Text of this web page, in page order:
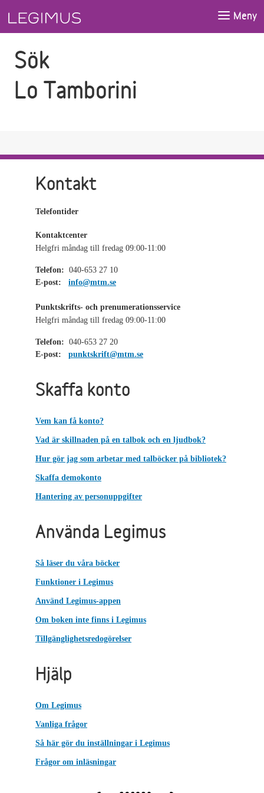
Meny
Sök
Lo Tamborini
Kontakt
Telefontider
Kontaktcenter
Helgfri måndag till fredag 09:00-11:00
Telefon: 040-653 27 10
E-post:
info@mtm.se
Punktskrifts- och prenumerationsservice
Helgfri måndag till fredag 09:00-11:00
Telefon: 040-653 27 20
E-post:
punktskrift@mtm.se
Skaffa konto
Vem kan få konto?
Vad är skillnaden på en talbok och en ljudbok?
Hur gör jag som arbetar med talböcker på bibliotek?
Skaffa demokonto
Hantering av personuppgifter
Använda Legimus
Så läser du våra böcker
Funktioner i Legimus
Använd Legimus-appen
Om boken inte finns i Legimus
Tillgänglighetsredogörelser
Hjälp
Om Legimus
Vanliga frågor
Så här gör du inställningar i Legimus
Frågor om inläsningar